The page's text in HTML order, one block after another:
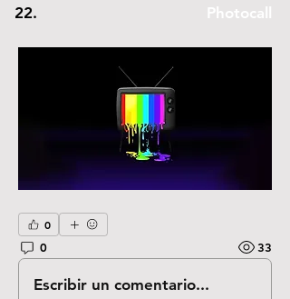
Photocall
0
0
33
Escribir un comentario...